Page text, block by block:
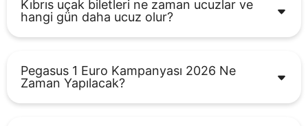
Kıbrıs uçak biletleri ne zaman ucuzlar ve
hangi gün daha ucuz olur?
Pegasus 1 Euro Kampanyası 2026 Ne
Zaman Yapılacak?